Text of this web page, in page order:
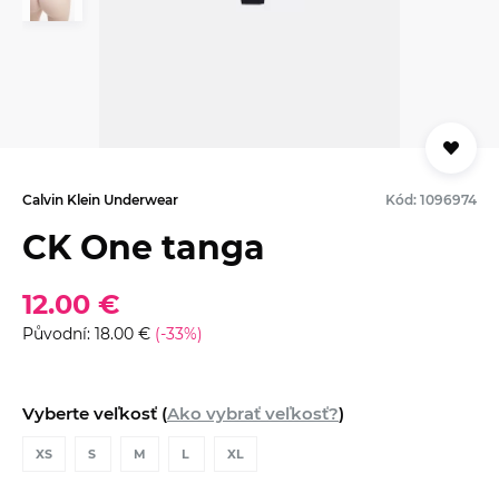
Calvin Klein Underwear Kód: 1096974
CK One tanga
12.00 €
Původní: 18.00 € (-33%)
Vyberte veľkosť (Ako vybrať veľkosť?)
XS S M L XL